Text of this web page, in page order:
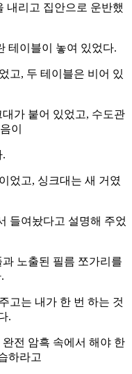
내리고 집안으로 운반했
테이블이 놓여 있었다.
고, 두 테이블은 비어 있
가 붙어 있었고, 수도관
이
.
었고, 싱크대는 새 거였
들여놨다고 설명해 주었
노출된 필름 쪼가리를
고는 내가 한 번 하는 것
.
전 암흑 속에서 해야 한
하라고